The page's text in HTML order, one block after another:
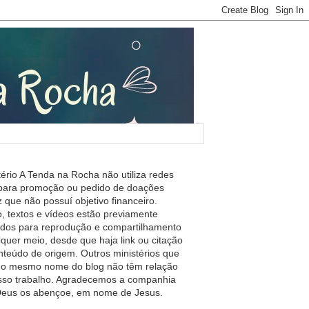
A Tenda na Rocha não utiliza redes
promoção ou pedido de doações
que não possuí objetivo financeiro.
textos e vídeos estão previamente
para reprodução e compartilhamento
meio, desde que haja link ou citação
de origem. Outros ministérios que
mesmo nome do blog não têm relação
trabalho. Agradecemos a companhia
os abençoe, em nome de Jesus.